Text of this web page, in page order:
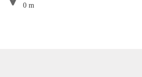
0 m